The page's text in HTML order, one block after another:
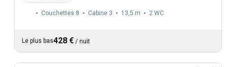
Couchettes 8 Cabine 3 13,5 m 2 WC
Le plus bas428 € / nuit